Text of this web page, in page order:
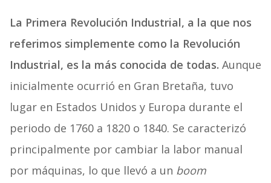
La Primera Revolución Industrial, a la que nos
referimos simplemente como la Revolución
Industrial, es la más conocida de todas. Aunque
inicialmente ocurrió en Gran Bretaña, tuvo
lugar en Estados Unidos y Europa durante el
periodo de 1760 a 1820 o 1840. Se caracterizó
principalmente por cambiar la labor manual
por máquinas, lo que llevó a un boom